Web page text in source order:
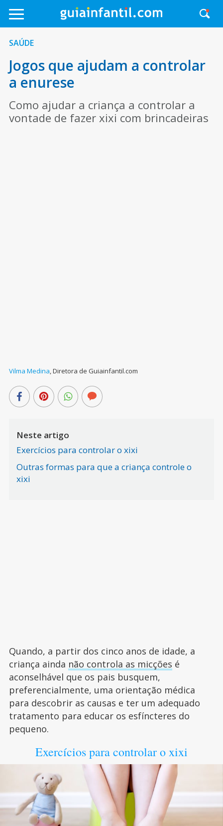
SAÚDE
Jogos que ajudam a controlar
a enurese
Como ajudar a criança a controlar a
vontade de fazer xixi com brincadeiras
Vilma Medina,Diretora de Guiainfantil.com
Neste artigo
Exercícios para controlar o xixi
Outras formas para que a criança controle o
xixi
Quando, a partir dos cinco anos de idade, a
criança ainda não controla as micções é
aconselhável que os pais busquem,
preferencialmente, uma orientação médica
para descobrir as causas e ter um adequado
tratamento para educar os esfíncteres do
pequeno.
Exercícios para controlar o xixi